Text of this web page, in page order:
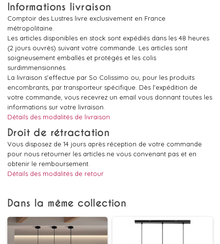
Informations livraison
Comptoir des Lustres livre exclusivement en France
métropolitaine.
Les articles disponibles en stock sont expédiés dans les 48 heures
(2 jours ouvrés) suivant votre commande. Les articles sont
soigneusement emballés et protégés et les colis
surdimmensionnés.
La livraison s'effectue par So Colissimo ou, pour les produits
encombrants, par transporteur spécifique. Dès l'expédition de
votre commande, vous recevrez un email vous donnant toutes les
informations sur votre livraison.
Détails des modalités de livraison
Droit de rétractation
Vous disposez de 14 jours après réception de votre commande
pour nous retourner les articles ne vous convenant pas et en
obtenir le remboursement.
Détails des modalités de retour
Dans la même collection